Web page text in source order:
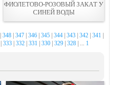
ФИОЛЕТОВО-РОЗОВЫЙ ЗАКAТ У
СИНЕЙ ВОДЫ
348| 347| 346| 345| 344| 343| 342| 341
333| 332| 331 330| 329| 328| ... 1